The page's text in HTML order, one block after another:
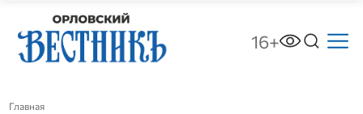
16+
Главная